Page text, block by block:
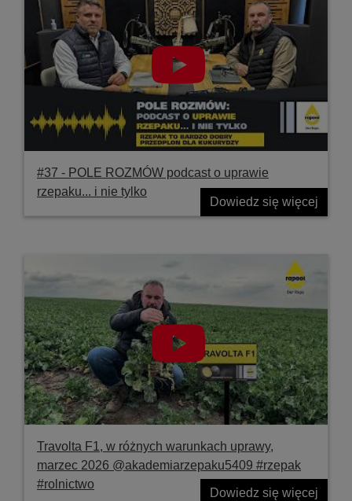
#37 ‐ POLE ROZMÓW podcast o uprawie
rzepaku... i nie tylko
Dowiedz się więcej
Travolta F1, w różnych warunkach uprawy,
marzec 2026 @akademiarzepaku5409 #rzepak
#rolnictwo
Dowiedz się więcej